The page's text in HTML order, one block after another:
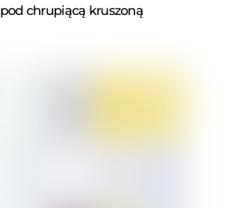
pod chrupiącą kruszoną